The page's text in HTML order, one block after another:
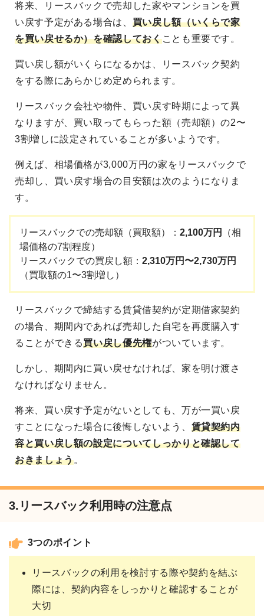
将来、リースバックで売却した家やマンションを買
い戻す予定がある場合は、 買い戻し額（いくらで家
を買い戻せるか）を確認しておくことも重要です。
買い戻し額がいくらになるかは、リースバック契約
をする際にあらかじめ定められます。
リースバック会社や物件、買い戻す時期によって異
なりますが、買い取ってもらった額（売却額）の2〜
3割増しに設定されていることが多いようです。
例えば、相場価格が3,000万円の家をリースバックで
売却し、買い戻す場合の目安額は次のようになりま
す。
リースバックでの売却額（買取額）： 2,100万円
（相
場価格の7割程度）
リースバックでの買戻し額： 2,310万円〜2,730万円
（買取額の1〜3割増し）
リースバックで締結する賃貸借契約が定期借家契約
の場合、期間内であれば売却した自宅を再度購入す
ることができる買い戻し優先権がついています。
しかし、期間内に買い戻せなければ、家を明け渡さ
なければなりません。
将来、買い戻す予定がないとしても、万が一買い戻
すことになった場合に後悔しないよう、 賃貸契約内
容と買い戻し額の設定についてしっかりと確認して
おきましょう。
3.リースバック利用時の注意点
3つのポイント
リースバックの利用を検討する際や契約を結ぶ
際には、契約内容をしっかりと確認することが
大切